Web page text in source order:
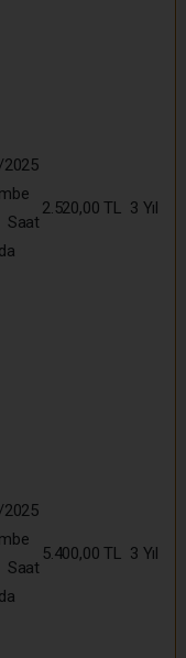
Saat
2.520,00 TL 3 Yıl
Saat
5.400,00 TL 3 Yıl